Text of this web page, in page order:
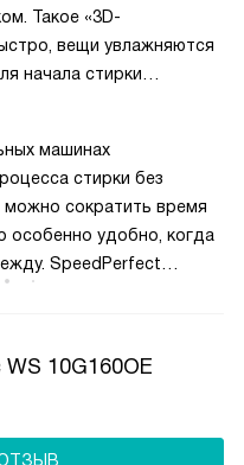
Такое «3D-
вещи увлажняются
начала стирки
и электроэнергии.
машинах
стирки без
сократить время
особенно удобно, когда
SpeedPerfect
людей, которым нужно
10G160OE